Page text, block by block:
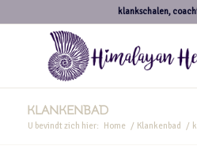
klankschalen,
KLANKENBAD
U bevindt zich hier: Home / Klankenbad /